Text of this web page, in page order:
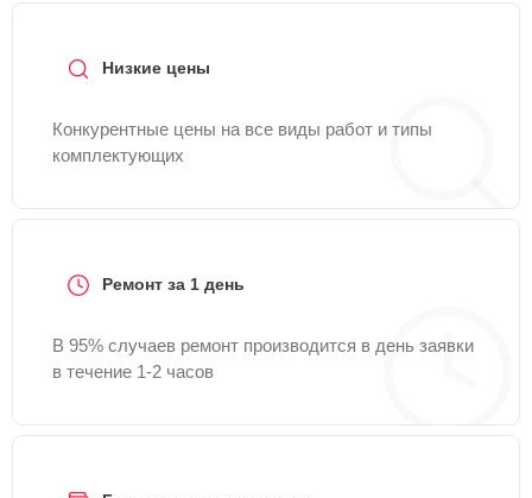
Низкие цены
Конкурентные цены на все виды работ и типы
комплектующих
Ремонт за 1 день
В 95% случаев ремонт производится в день заявки
в течение 1-2 часов